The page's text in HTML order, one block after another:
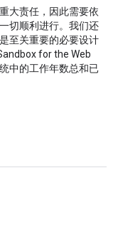
大责任，因此需要依
切顺利进行。我们还
至关重要的必要设计
for the Web
中的工作年数总和已